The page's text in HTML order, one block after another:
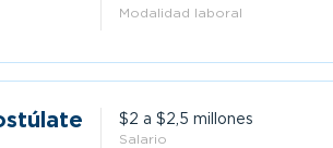
Modalidad laboral
$2 a $2,5 millones
Salario